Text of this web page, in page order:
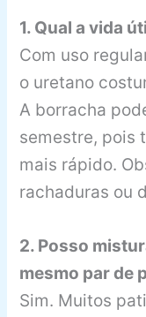
1. Qual a vida
Com uso
o uretano
A borracha
semestre, pois
mais rápido.
rachaduras ou
2. Posso
mesmo par de
Sim. Muitos